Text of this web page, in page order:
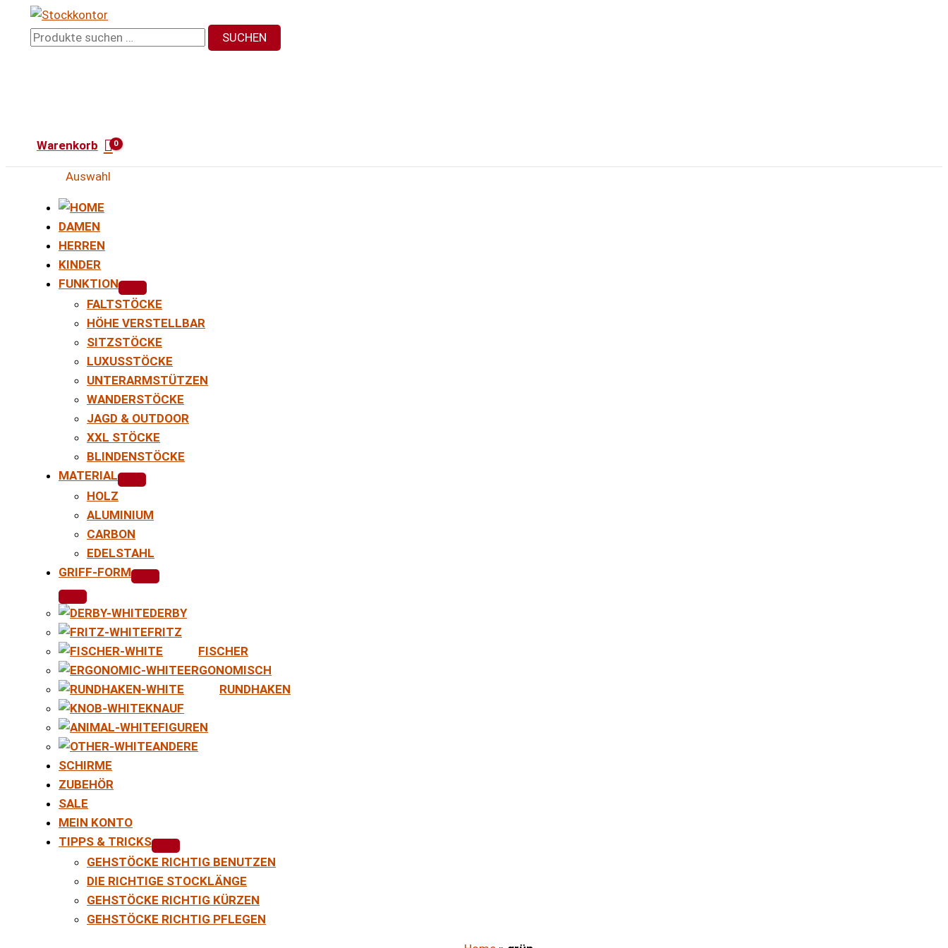
InhaltSuchen
SUCHEN
Warenkorb
Auswahl
DAMEN
HERREN
KINDER
FUNKTION
FALTSTÖCKE
HÖHE VERSTELLBAR
SITZSTÖCKE
LUXUSSTÖCKE
UNTERARMSTÜTZEN
WANDERSTÖCKE
JAGD & OUTDOOR
XXL STÖCKE
BLINDENSTÖCKE
MATERIAL
HOLZ
ALUMINIUM
CARBON
EDELSTAHL
GRIFF-FORM
DERBY
FRITZ
FISCHER
ERGONOMISCH
RUNDHAKEN
KNAUF
FIGUREN
ANDERE
SCHIRME
ZUBEHÖR
SALE
MEIN KONTO
TIPPS & TRICKS
GEHSTÖCKE RICHTIG BENUTZEN
DIE RICHTIGE STOCKLÄNGE
GEHSTÖCKE RICHTIG KÜRZEN
GEHSTÖCKE RICHTIG PFLEGEN